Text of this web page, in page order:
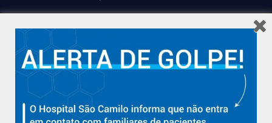
Hospital São Camilo – há mais de 50 anos cuidando da saúde
com qualidade, acolhimento e compromisso com a vida em
Aracruz e região.